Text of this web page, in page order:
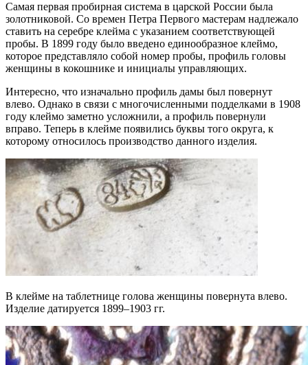
Самая первая пробирная система в царской России была
золотниковой. Со времен Петра Первого мастерам надлежало
ставить на серебре клейма с указанием соответствующей
пробы. В 1899 году было введено единообразное клеймо,
которое представляло собой номер пробы, профиль головы
женщины в кокошнике и инициалы управляющих.
Интересно, что изначально профиль дамы был повернут
влево. Однако в связи с многочисленными подделками в 1908
году клеймо заметно усложнили, а профиль повернули
вправо. Теперь в клейме появились буквы того округа, к
которому относилось производство данного изделия.
В клейме на таблетнице голова женщины повернута влево.
Изделие датируется 1899–1903 гг.